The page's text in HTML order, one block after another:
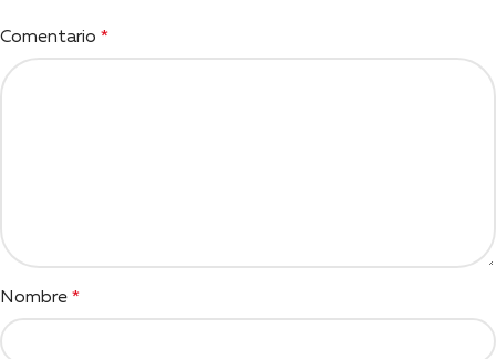
Comentario *
Nombre *